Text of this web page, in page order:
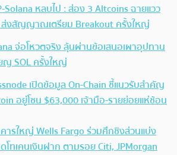
Solana หลบไป : ส่อง 3 Altcoins ฉายแวว
ส่งสัญญาณเตรียม Breakout ครั้งใหญ่
จ่อโหวตจริง ลุ้นผ่านข้อเสนอเผาอุปทาน
ญ SOL ครั้งใหญ่
เปิดข้อมูล On-Chain ชี้แนวรับสำคัญ
อยู่โซน $63,000 เจ้ามือ-รายย่อยแห่ช้อน
ารใหญ่ Wells Fargo ร่วมศึกชิงส่วนแบ่ง
โทเคนเงินฝาก ตามรอย Citi, JPMorgan